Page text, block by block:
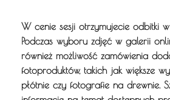
W cenie sesji otrzymujecie odbitki
Podczas wyboru zdjęć w galerii
również możliwość zamówienia
fotoproduktów, takich jak większe
płótnie czy fotografie na drewnie.